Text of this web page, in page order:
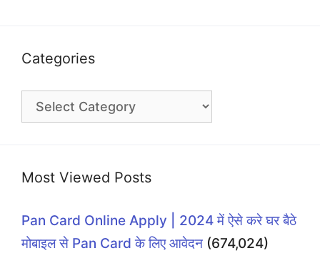
Categories
Categories
Most Viewed Posts
Pan Card Online Apply | 2024 में ऐसे करे घर बैठे
मोबाइल से Pan Card के लिए आवेदन (674,024)